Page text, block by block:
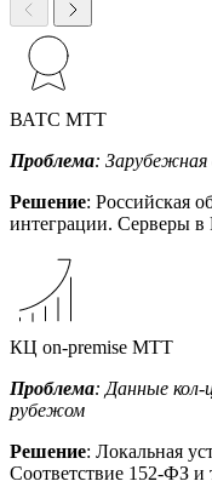
ВАТС МТТ
Проблема: Зарубежная
Решение: Российская
интеграции. Серверы в
КЦ on-premise МТТ
Проблема: Данные кол-
рубежом
Решение: Локальная
Соответствие 152-ФЗ и